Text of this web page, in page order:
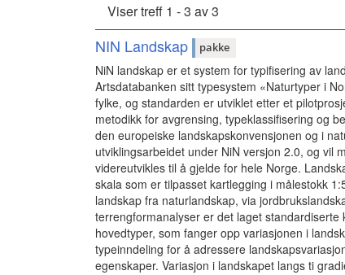
Viser treff 1 - 3 av 3
NIN Landskap pakke
NiN landskap er et system for typifisering av
Artsdatabanken sitt typesystem «Naturtyper i
fylke, og standarden er utviklet etter et
metodikk for avgrensing, typeklassifisering og
den europeiske landskapskonvensjonen og i
utviklingsarbeidet under NiN versjon 2.0, og vil
videreutvikles til å gjelde for hele Norge.
skala som er tilpasset kartlegging i målestokk
landskap fra naturlandskap, via
terrengformanalyser er det laget
hovedtyper, som fanger opp variasjonen i
typeinndeling for å adressere
egenskaper. Variasjon i landskapet langs ti